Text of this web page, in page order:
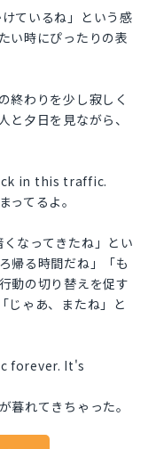
ているね」という感
い時にぴったりの表
終わりを少し寂しく
夕日を見ながら、
in this traffic.
てるよ。
なってきたね」とい
帰る時間だね」「も
動の切り替えを促す
じゃあ、またね」と
forever. It's
暮れてきちゃった。